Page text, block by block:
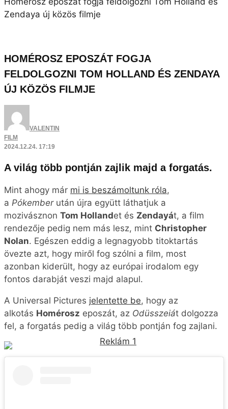
Zendaya új közös filmje
HOMÉROSZ EPOSZÁT FOGJA
FELDOLGOZNI TOM HOLLAND ÉS ZENDAYA
ÚJ KÖZÖS FILMJE
VALENTIN
FILM
2024.12.24. 17:19
A világ több pontján zajlik majd a forgatás.
Mint ahogy már mi is beszámoltunk róla,
a Pókemberután újra együtt láthatjuk a
mozivásznon Tom Hollandet és Zendayát, a film
rendezője pedig nem más lesz, mint Christopher
Nolan. Egészen eddig a legnagyobb titoktartás
övezte azt, hogy miről fog szólni a film, most
azonban kiderült, hogy az európai irodalom egy
fontos darabját veszi majd alapul.
A Universal Pictures jelentette be, hogy az
alkotás Homérosz eposzát, az Odüsszeiát dolgozza
fel, a forgatás pedig a világ több pontján fog zajlani.